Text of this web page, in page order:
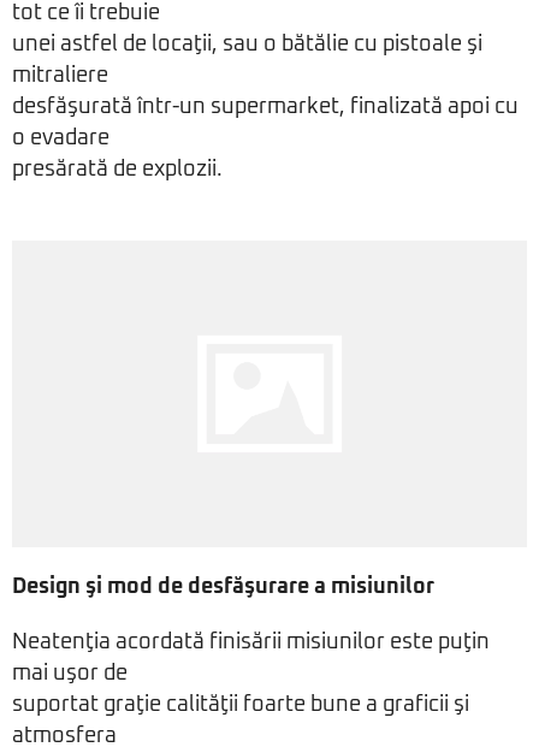
tot ce îi trebuie
unei astfel de locaţii, sau o bătălie cu pistoale şi
mitraliere
desfăşurată într-un supermarket, finalizată apoi cu
o evadare
presărată de explozii.
Design şi mod de desfăşurare a misiunilor
Neatenţia acordată finisării misiunilor este puţin
mai uşor de
suportat graţie calităţii foarte bune a graficii şi
atmosfera